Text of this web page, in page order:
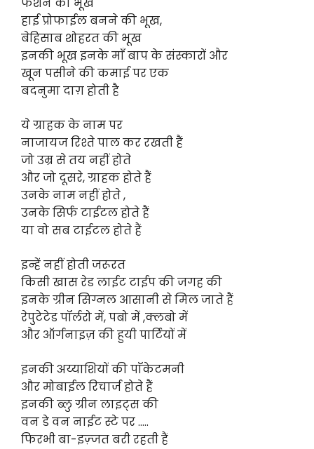
फैशन की भूख
हाई प्रोफाईल बनने की भूख,
बेहिसाब शोहरत की भूख
इनकी भूख इनके माँ बाप के संस्कारों और
खून पसीने की कमाई पर एक
बदनुमा दाग़ होती है
ये ग्राहक के नाम पर
नाजायज रिश्ते पाल कर रखती हैं
जो उम्र से तय नहीं होते
और जो दूसरे, ग्राहक होते हैं
उनके नाम नहीं होते ,
उनके सिर्फ टाईटल होते हैं
या वो सब टाईटल होते हैं
इन्हें नहीं होती जरूरत
किसी खास रेड लाईट टाईप की जगह की
इनके ग्रीन सिग्नल आसानी से मिल जाते हैं
रेपुटेटेड पॉर्लरो में, पबो में ,क्लबो में
और ऑर्गनाइज़ की हुयी पार्टियों में
इनकी अय्याशियों की पाॅकेटमनी
और मोबाईल रिचार्ज होते हैं
इनकी ब्लु ग्रीन लाइट्स की
वन डे वन नाईट स्टे पर …..
फिरभी बा-इज़्जत बरी रहती हैं